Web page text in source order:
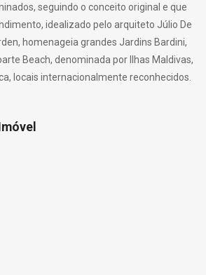
seguindo o conceito original e que
idealizado pelo arquiteto Júlio De
homenageia grandes Jardins Bardini,
Beach, denominada por Ilhas Maldivas,
locais internacionalmente reconhecidos.